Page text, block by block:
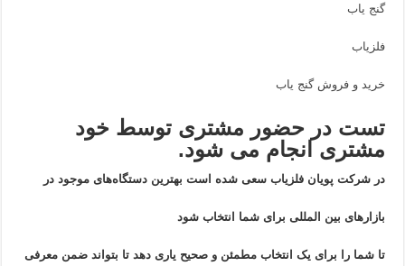
گنج یاب
فلزیاب
خرید و فروش گنج یاب
تست در حضور مشتری توسط خود
مشتری انجام می شود.
در شرکت پویان فلزیاب سعی شده است بهترین دستگاه‌های موجود در
بازار‌های بین المللی برای شما انتخاب شود
تا شما را برای یک انتخاب مطمئن و صحیح یاری دهد تا بتواند ضمن معرفی